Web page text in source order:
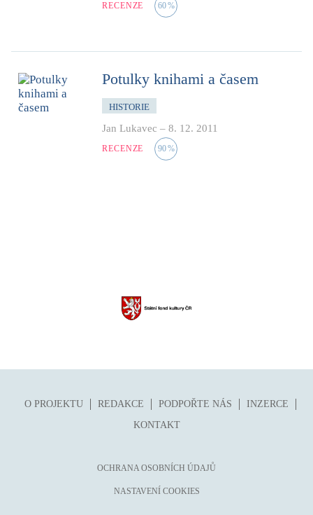
RECENZE 60%
Potulky knihami a časem
HISTORIE
Jan Lukavec – 8. 12. 2011
RECENZE 90%
O PROJEKTU REDAKCE PODPOŘTE NÁS
INZERCE
KONTAKT
OCHRANA OSOBNÍCH ÚDAJŮ
NASTAVENÍ COOKIES